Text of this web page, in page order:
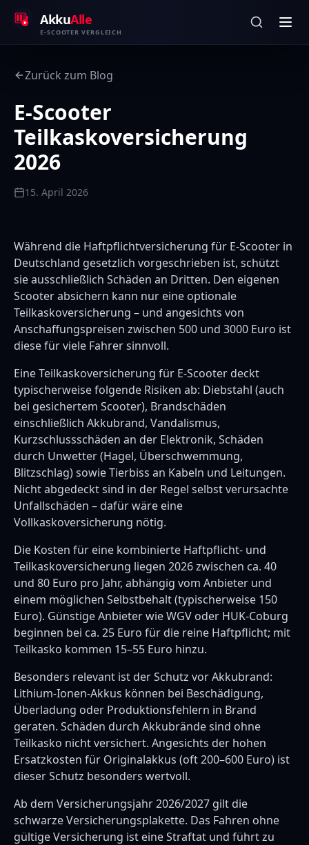
AkkuAlle
E-SCOOTER VERGLEICH
Zurück zum Blog
E-Scooter
Teilkaskoversicherung
2026
15. April 2026
Während die Haftpflichtversicherung für E-Scooter in
Deutschland gesetzlich vorgeschrieben ist, schützt
sie ausschließlich Schäden an Dritten. Den eigenen
Scooter absichern kann nur eine optionale
Teilkaskoversicherung – und angesichts von
Anschaffungspreisen zwischen 500 und 3000 Euro ist
diese für viele Fahrer sinnvoll.
Eine Teilkaskoversicherung für E-Scooter deckt
typischerweise folgende Risiken ab: Diebstahl (auch
bei gesichertem Scooter), Brandschäden
einschließlich Akkubrand, Vandalismus,
Kurzschlussschäden an der Elektronik, Schäden
durch Unwetter (Hagel, Überschwemmung,
Blitzschlag) sowie Tierbiss an Kabeln und Leitungen.
Nicht abgedeckt sind in der Regel selbst verursachte
Unfallschäden – dafür wäre eine
Vollkaskoversicherung nötig.
Die Kosten für eine kombinierte Haftpflicht- und
Teilkaskoversicherung liegen 2026 zwischen ca. 40
und 80 Euro pro Jahr, abhängig vom Anbieter und
einem möglichen Selbstbehalt (typischerweise 150
Euro). Günstige Anbieter wie WGV oder HUK-Coburg
beginnen bei ca. 25 Euro für die reine Haftpflicht; mit
Teilkasko kommen 15–55 Euro hinzu.
Besonders relevant ist der Schutz vor Akkubrand:
Lithium-Ionen-Akkus können bei Beschädigung,
Überladung oder Produktionsfehlern in Brand
geraten. Schäden durch Akkubrände sind ohne
Teilkasko nicht versichert. Angesichts der hohen
Ersatzkosten für Originalakkus (oft 200–600 Euro) ist
dieser Schutz besonders wertvoll.
Ab dem Versicherungsjahr 2026/2027 gilt die
schwarze Versicherungsplakette. Das Fahren ohne
gültige Versicherung ist eine Straftat und führt zu